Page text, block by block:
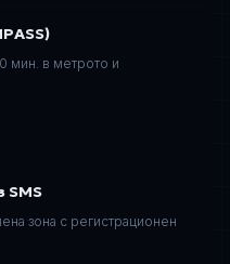
мин. в метрото и
SMS
зона с регистрационен